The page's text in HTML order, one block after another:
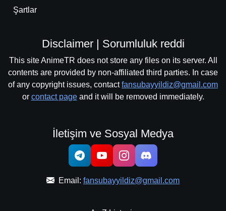
Şartlar
Disclaimer | Sorumluluk reddi
This site AnimeTR does not store any files on its server. All
contents are provided by non-affiliated third parties. In case
of any copyright issues, contactfansubayyildiz@gmail.com
or contact pageand it will be removed immediately.
İletişim ve Sosyal Medya
Email: fansubayyildiz@gmail.com